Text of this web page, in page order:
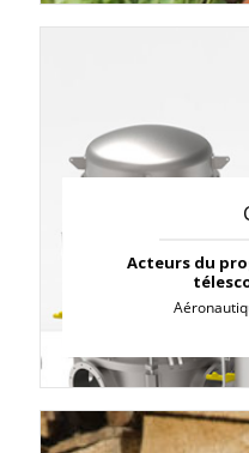
Acteurs du